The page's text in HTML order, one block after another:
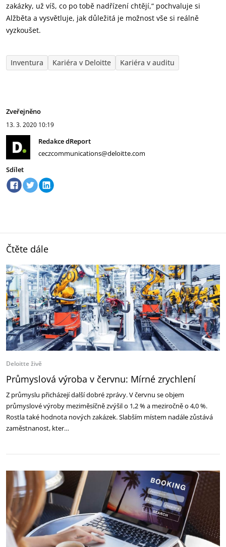
zakázky, už víš, co po tobě nadřízení chtějí,“ pochvaluje si
Alžběta a vysvětluje, jak důležitá je možnost vše si reálně
vyzkoušet.
Inventura Kariéra v Deloitte Kariéra v auditu
Zveřejněno
13. 3. 2020 10:19
Redakce dReport
ceczcommunications@deloitte.com
Sdílet
Čtěte dále
Deloitte živě
Průmyslová výroba v červnu: Mírné zrychlení
Z průmyslu přicházejí další dobré zprávy. V červnu se objem
průmyslové výroby meziměsíčně zvýšil o 1,2 % a meziročně o 4,0 %.
Rostla také hodnota nových zakázek. Slabším místem nadále zůstává
zaměstnanost, kter…